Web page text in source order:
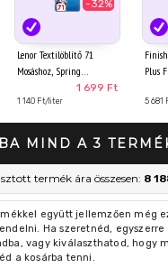
-32%
Lenor Textilöblítő 71
Mosáshoz, Spring
1 699 Ft
1 140 Ft/liter
Plus
5 681
MIND A 3
termék ára összesen: 8
együtt jellemzően még
Ha szeretnéd, egyszerre
vagy kiválaszthatod, hogy
a kosárba tenni.